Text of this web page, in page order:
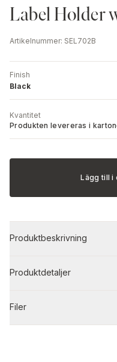
Label Holder
Artikelnummer: SEL702B
Finish
Black
Kvantitet
Produkten levereras i
Lägg till
Produktbeskrivning
Produktdetaljer
Filer